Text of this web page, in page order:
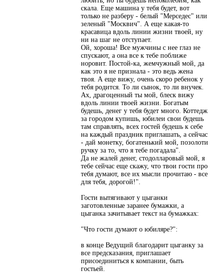
скала. Еще машина у тебя будет, вот
только не разберу - белый "Мерседес" или
зеленый "Москвич". А еще какая-то
красавица вдоль линии жизни твоей, ну
ни на шаг не отступает.
Ой, хороша! Все мужчины с нее глаз не
спускают, а она все к тебе поближе
норовит. Постой-ка, жемчужный мой, да
как это я не признала - это ведь жена
твоя. А еще вижу, очень скоро ребенок у
тебя родится. То ли сынок, то ли внучек.
Ах, драгоценный ты мой, блеск вижу
вдоль линии твоей жизни. Богатым
будешь, денег у тебя будет много. Коттедж
за городом купишь, юбилеи свои будешь
там справлять, всех гостей будешь к себе
на каждый праздник приглашать, а сейчас
- дай монетку, богатенький мой, позолоти
ручку за то, что я тебе погадала".
Да не жалей денег, стодолларовый мой, я
тебе сейчас еще скажу, что твои гости про
тебя думают, все их мысли прочитаю - все
для тебя, дорогой!".
Гости вытягивают у цыганки
заготовленные заранее бумажки, а
цыганка зачитывает текст на бумажках:
"Что гости думают о юбиляре?":
в конце Ведущий благодарит цыганку за
все предсказания, приглашает
присоединиться к компании, быть
гостьей.